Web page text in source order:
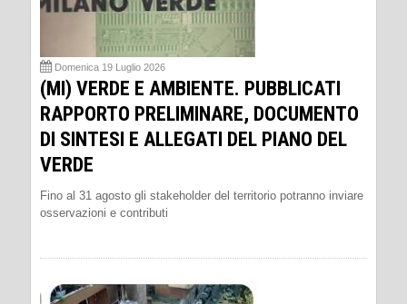
Domenica 19 Luglio 2026
(MI) VERDE E AMBIENTE. PUBBLICATI
RAPPORTO PRELIMINARE, DOCUMENTO
DI SINTESI E ALLEGATI DEL PIANO DEL
VERDE
Fino al 31 agosto gli stakeholder del territorio potranno inviare
osservazioni e contributi